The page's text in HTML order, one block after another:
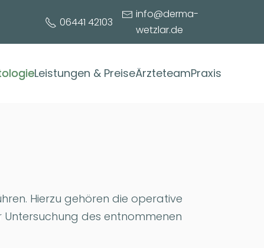
06441 42103
info@derma-
wetzlar.de
Leistungen & PreiseÄrzteteamPraxis
Hierzu gehören die operative
des entnommenen